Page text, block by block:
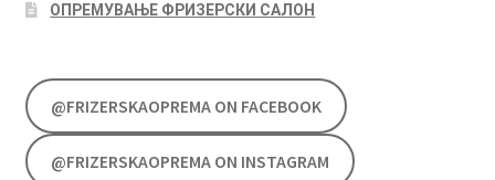
ОПРЕМУВАЊЕ ФРИЗЕРСКИ САЛОН
@FRIZERSKAOPREMA ON FACEBOOK
@FRIZERSKAOPREMA ON INSTAGRAM